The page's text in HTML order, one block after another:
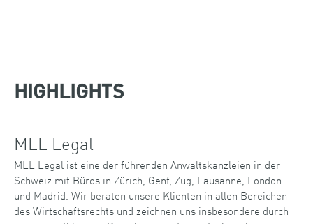
HIGHLIGHTS
MLL Legal
MLL Legal ist eine der führenden Anwaltskanzleien in der
Schweiz mit Büros in Zürich, Genf, Zug, Lausanne, London
und Madrid. Wir beraten unsere Klienten in allen Bereichen
des Wirtschaftsrechts und zeichnen uns insbesondere durch